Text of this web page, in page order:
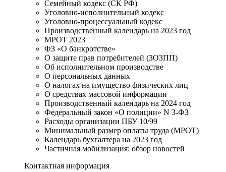
Семейный кодекс (СК РФ)
Уголовно-исполнительный кодекс
Уголовно-процессуальный кодекс
Производственный календарь на 2023 год
МРОТ 2023
ФЗ «О банкротстве»
О защите прав потребителей (ЗОЗПП)
Об исполнительном производстве
О персональных данных
О налогах на имущество физических лиц
О средствах массовой информации
Производственный календарь на 2024 год
Федеральный закон «О полиции» N 3-ФЗ
Расходы организации ПБУ 10/99
Минимальный размер оплаты труда (МРОТ)
Календарь бухгалтера на 2023 год
Частичная мобилизация: обзор новостей
Контактная информация